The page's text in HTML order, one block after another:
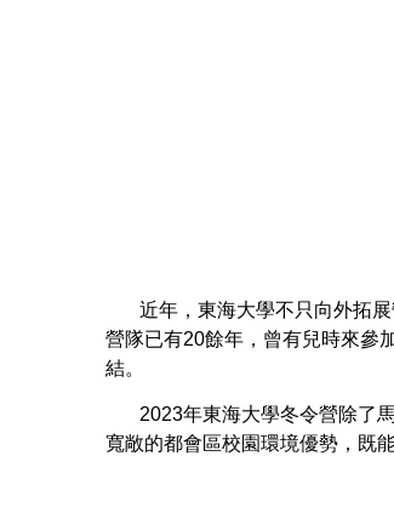
近年，東海大學不只向外拓展
營隊已有20餘年，曾有兒時來參
結。
2023年東海大學冬令營除了馬
寬敞的都會區校園環境優勢，既